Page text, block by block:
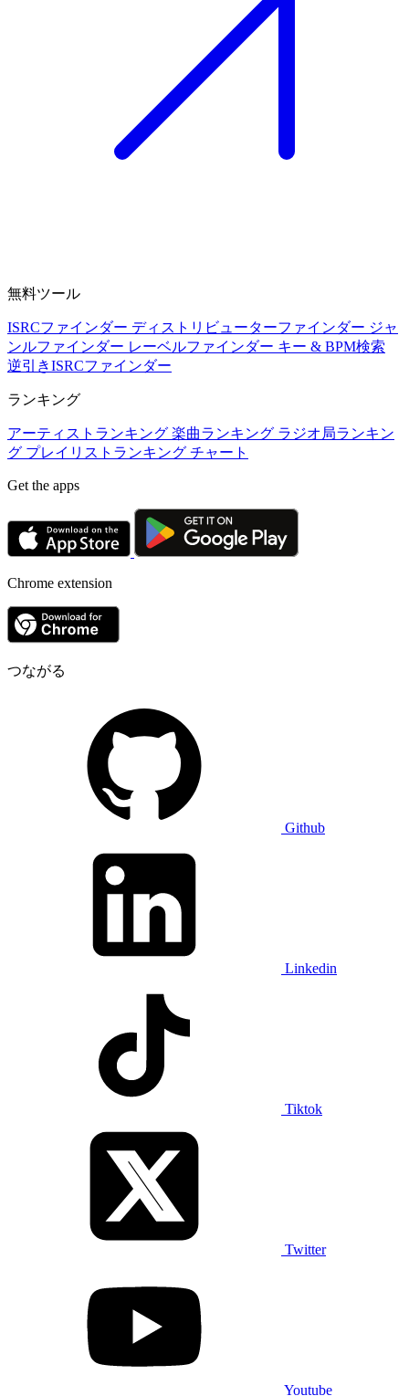
無料ツール
ISRCファインダー ディストリビューターファインダー ジャ
ンルファインダー レーベルファインダー キー & BPM検索
逆引きISRCファインダー
ランキング
アーティストランキング 楽曲ランキング ラジオ局ランキン
グ プレイリストランキング チャート
Get the apps
Chrome extension
つながる
Github
Linkedin
Tiktok
Twitter
Youtube